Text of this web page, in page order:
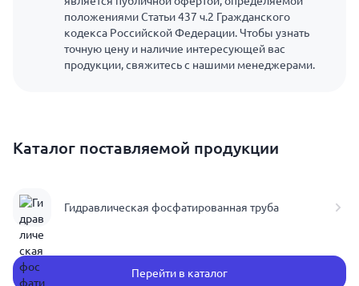
положениями Статьи 437 ч.2 Гражданского
кодекса Российской Федерации. Чтобы узнать
точную цену и наличие интересующей вас
продукции, свяжитесь с нашими менеджерами.
Каталог поставляемой продукции
Гидравлическая фосфатированная труба
Перейти в каталог